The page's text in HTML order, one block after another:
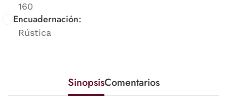
160
Encuadernación:
Rústica
SinopsisComentarios